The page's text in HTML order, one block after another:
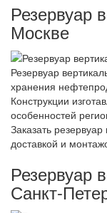
Резервуар
Москве
Резервуар
хранения
Конструкции
особенностей
Заказать
доставкой и
Резервуар
Санкт-